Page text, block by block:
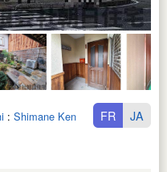
: Shimane Ken FR JA